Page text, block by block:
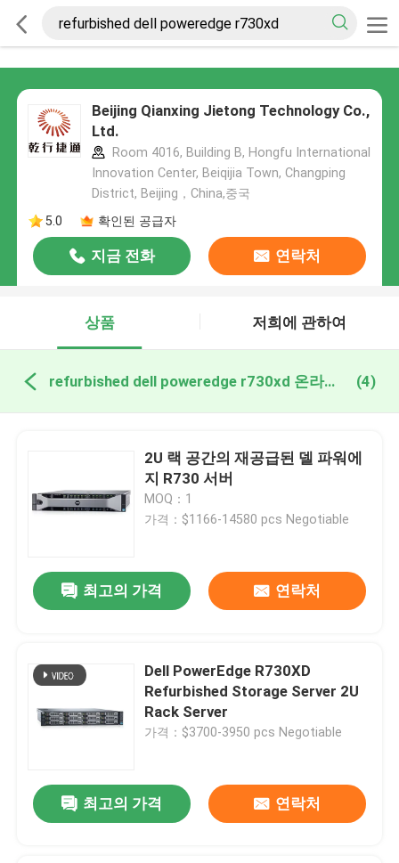
Beijing Qianxing Jietong Technology Co.,
Ltd.
Room 4016, Building B, Hongfu International
Innovation Center, Beiqijia Town, Changping
District, Beijing，China,중국
5.0
확인된 공급자
지금 전화 연락처
상품 저희에 관하여
refurbished dell poweredge r730xd 온라인 제조 (4)
2U 랙 공간의 재공급된 델 파워에
지 R730 서버
MOQ：1
가격：$1166-14580 pcs Negotiable
최고의 가격 연락처
Dell PowerEdge R730XD
Refurbished Storage Server 2U
Rack Server
가격：$3700-3950 pcs Negotiable
최고의 가격 연락처